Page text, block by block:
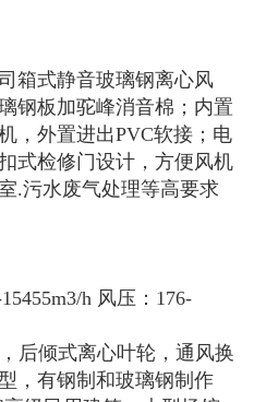
箱式静音玻璃钢离心风
钢板加驼峰消音棉；内置
，外置进出PVC软接；电
式检修门设计，方便风机
.污水废气处理等高要求
h 风压：176-
后倾式离心叶轮，通风换
，有钢制和玻璃钢制作